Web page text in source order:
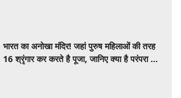
भारत का अनोखा मंदिर! जहां पुरुष महिलाओं की तरह
16 श्रृंगार कर करते है पूजा, जानिए क्या है परंपरा का